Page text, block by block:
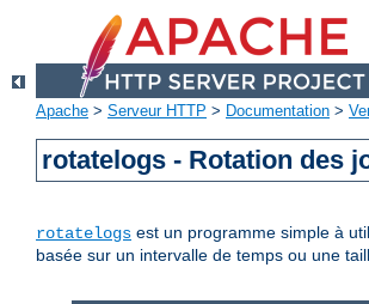
Apache > Serveur HTTP > Documentation >
rotatelogs - Rotation des
rotatelogs est un programme simple à
basée sur un intervalle de temps ou une